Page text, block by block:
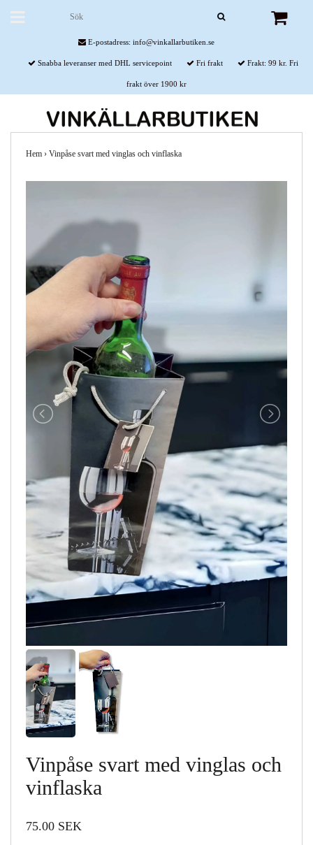
E-postadress: info@vinkallarbutiken.se
Snabba leveranser med DHL servicepoint Fri frakt Frakt: 99 kr. Fri
frakt över 1900 kr
Hem › Vinpåse svart med vinglas och vinflaska
Vinpåse svart med vinglas och
vinflaska
75.00 SEK